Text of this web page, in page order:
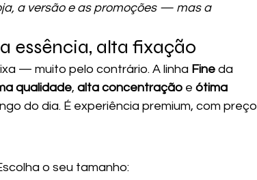
a versão e as promoções — mas a
essência, alta fixação
— muito pelo contrário. A linha Fine da
qualidade, alta concentração e ótima
do dia. É experiência premium, com preço
o seu tamanho: